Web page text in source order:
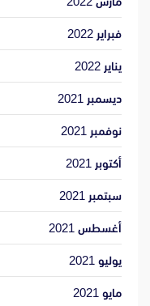
فبراير 2022
يناير 2022
ديسمبر 2021
نوفمبر 2021
أكتوبر 2021
سبتمبر 2021
أغسطس 2021
يوليو 2021
مايو 2021